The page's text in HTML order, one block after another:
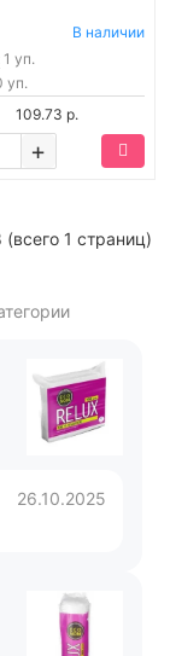
В наличии
1 уп.
уп.
109.73 р.
+
1 страниц)
26.10.2025